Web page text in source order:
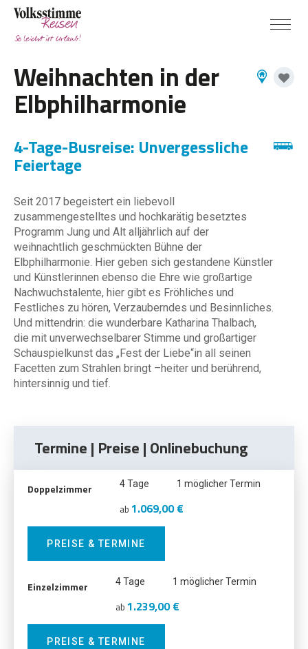
Weihnachten in der
Elbphilharmonie
4-Tage-Busreise: Unvergessliche
Feiertage
Seit 2017 begeistert ein liebevoll
zusammengestelltes und hochkarätig besetztes
Programm Jung und Alt alljährlich auf der
weihnachtlich geschmückten Bühne der
Elbphilharmonie. Hier geben sich gestandene Künstler
und Künstlerinnen ebenso die Ehre wie großartige
Nachwuchstalente, hier gibt es Fröhliches und
Festliches zu hören, Verzauberndes und Besinnliches.
Und mittendrin: die wunderbare Katharina Thalbach,
die mit unverwechselbarer Stimme und großartiger
Schauspielkunst das „Fest der Liebe“in all seinen
Facetten zum Strahlen bringt –heiter und berührend,
hintersinnig und tief.
Termine | Preise | Onlinebuchung
Doppelzimmer 4 Tage 1 möglicher Termin
ab 1.069,00 €
PREISE & TERMINE
Einzelzimmer 4 Tage 1 möglicher Termin
ab 1.239,00 €
PREISE & TERMINE